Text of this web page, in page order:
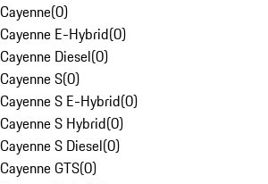
Cayenne(0)
Cayenne E-Hybrid(0)
Cayenne Diesel(0)
Cayenne S(0)
Cayenne S E-Hybrid(0)
Cayenne S Hybrid(0)
Cayenne S Diesel(0)
Cayenne GTS(0)